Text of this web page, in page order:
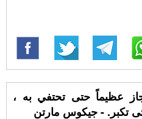
عظيماً حتى تحتفي به ،
تكبر. - جيكوس مارتن